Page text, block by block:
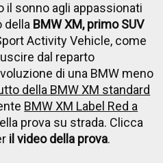
il sonno agli appassionati
della BMW XM, primo SUV
Activity Vehicle, come
dal reparto
di una BMW meno
della BMW XM standard
BMW XM Label Red a
prova su strada. Clicca
il video della prova.